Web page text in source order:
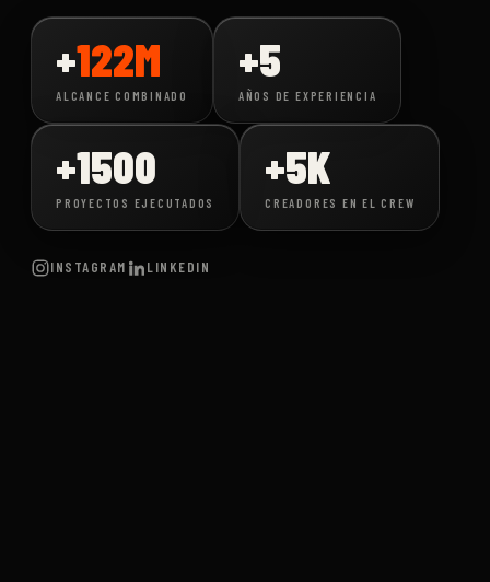
+122M
ALCANCE COMBINADO
+5
AÑOS DE EXPERIENCIA
+1500
PROYECTOS EJECUTADOS
+5K
CREADORES EN EL CREW
INSTAGRAM LINKEDIN